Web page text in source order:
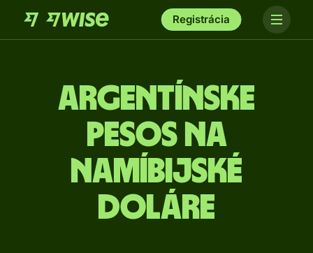
Registrácia
Argentínske
pesos na
namíbijské
doláre